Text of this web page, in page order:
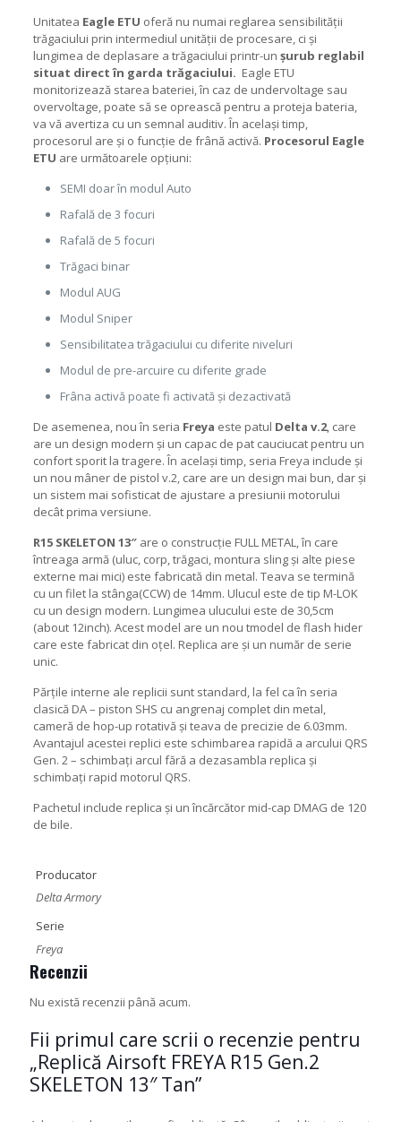
Unitatea Eagle ETU oferă nu numai reglarea sensibilității
trăgaciului prin intermediul unității de procesare, ci și
lungimea de deplasare a trăgaciului printr-un șurub reglabil
situat direct în garda trăgaciului. Eagle ETU
monitorizează starea bateriei, în caz de undervoltage sau
overvoltage, poate să se oprească pentru a proteja bateria,
va vă avertiza cu un semnal auditiv. În același timp,
procesorul are și o funcție de frână activă. Procesorul Eagle
ETU are următoarele opțiuni:
SEMI doar în modul Auto
Rafală de 3 focuri
Rafală de 5 focuri
Trăgaci binar
Modul AUG
Modul Sniper
Sensibilitatea trăgaciului cu diferite niveluri
Modul de pre-arcuire cu diferite grade
Frâna activă poate fi activată și dezactivată
De asemenea, nou în seria Freya este patul Delta v.2, care
are un design modern și un capac de pat cauciucat pentru un
confort sporit la tragere. În același timp, seria Freya include și
un nou mâner de pistol v.2, care are un design mai bun, dar și
un sistem mai sofisticat de ajustare a presiunii motorului
decât prima versiune.
R15 SKELETON 13″are o construcție FULL METAL, în care
întreaga armă (uluc, corp, trăgaci, montura sling și alte piese
externe mai mici) este fabricată din metal. Teava se termină
cu un filet la stânga(CCW) de 14mm. Ulucul este de tip M-LOK
cu un design modern. Lungimea ulucului este de 30,5cm
(about 12inch). Acest model are un nou tmodel de flash hider
care este fabricat din oțel. Replica are și un număr de serie
unic.
Părțile interne ale replicii sunt standard, la fel ca în seria
clasică DA – piston SHS cu angrenaj complet din metal,
cameră de hop-up rotativă și teava de precizie de 6.03mm.
Avantajul acestei replici este schimbarea rapidă a arcului QRS
Gen. 2 – schimbați arcul fără a dezasambla replica și
schimbați rapid motorul QRS.
Pachetul include replica și un încărcător mid-cap DMAG de 120
de bile.
Producator
Delta Armory
Serie
Freya
Recenzii
Nu există recenzii până acum.
Fii primul care scrii o recenzie pentru
„Replică Airsoft FREYA R15 Gen.2
SKELETON 13″ Tan”